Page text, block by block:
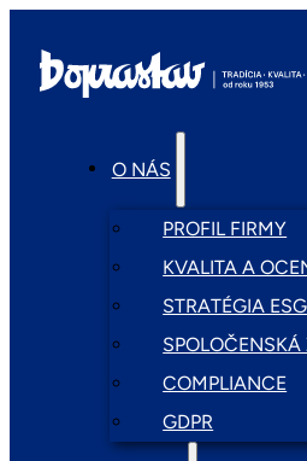
O NÁS
PROFIL FIRMY
KVALITA A
STRATÉGIA ESG
COMPLIANCE
GDPR